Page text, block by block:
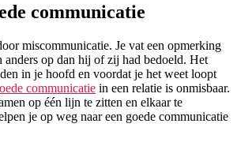
communicatie
miscommunicatie. Je vat een opmerking
anders op dan hij of zij had bedoeld. Het
in je hoofd en voordat je het weet loopt
communicatie in een relatie is onmisbaar.
op één lijn te zitten en elkaar te
je op weg naar een goede communicatie